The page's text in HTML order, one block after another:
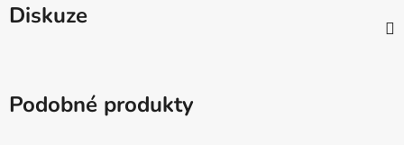
Diskuze
Podobné produkty